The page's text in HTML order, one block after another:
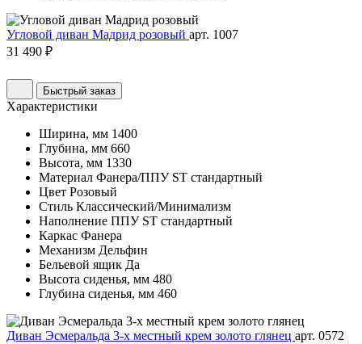
Угловой диван Мадрид розовый арт. 1007
31 490 ₽
Быстрый заказ
Характеристики
Ширина, мм 1400
Глубина, мм 660
Высота, мм 1330
Материал Фанера/ППУ ST стандартный
Цвет Розовый
Стиль Классический/Минимализм
Наполнение ППУ ST стандартный
Каркас Фанера
Механизм Дельфин
Бельевой ящик Да
Высота сиденья, мм 480
Глубина сиденья, мм 460
Диван Эсмеральда 3-х местный крем золото глянец арт. 0572